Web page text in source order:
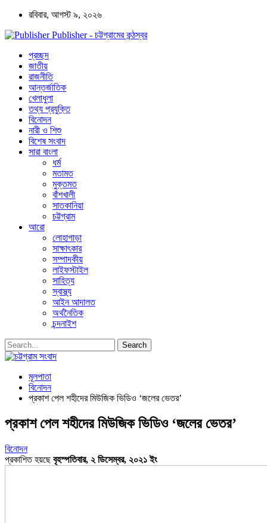
রবিবার, আগস্ট ৯, ২০২৬
Publisher - চট্টগ্রামের কন্ঠস্বর
প্রচ্ছদ
জাতীয়
রাজনীতি
আন্তর্জাতিক
খেলাধুলা
তথ্য প্রযুক্তি
বিনোদন
নারী ও শিশু
বিশেষ সংবাদ
সারা বাংলা
ধর্ম
মতামত
মুক্তমত
বাঁশখালী
সাতকানিয়া
চট্টগ্রাম
আরো
লোহাগাড়া
সাক্ষাৎকার
সম্পাদকীয়
লাইফস্টাইল
সাহিত্য
স্বাস্থ্য
আইন আদালত
অর্থনৈতিক
চন্দনাইশ
মূলপাতা
বিনোদন
প্রকাশ পেল শহীদের মিউজিক ভিডিও ‘জলের ভেতর’
প্রকাশ পেল শহীদের মিউজিক ভিডিও ‘জলের ভেতর’
বিনোদন
প্রকাশিত হয়ছেবৃহস্পতিবার, ২ ডিসেম্বর, ২০২১ ইং